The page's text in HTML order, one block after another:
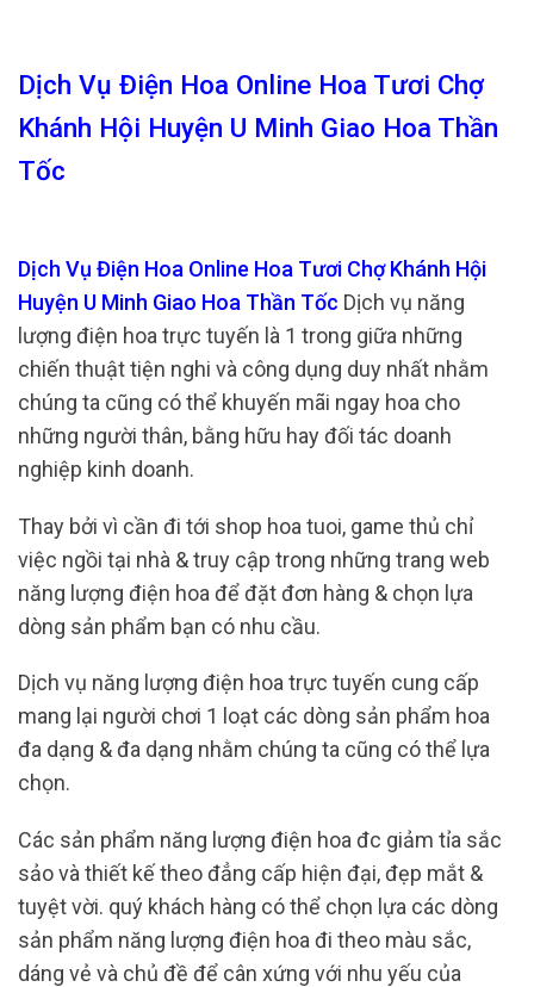
Dịch Vụ Điện Hoa Online Hoa Tươi Chợ
Khánh Hội Huyện U Minh Giao Hoa Thần
Tốc
Dịch Vụ Điện Hoa Online Hoa Tươi Chợ Khánh Hội
Huyện U Minh Giao Hoa Thần Tốc Dịch vụ năng
lượng điện hoa trực tuyến là 1 trong giữa những
chiến thuật tiện nghi và công dụng duy nhất nhằm
chúng ta cũng có thể khuyến mãi ngay hoa cho
những người thân, bằng hữu hay đối tác doanh
nghiệp kinh doanh.
Thay bởi vì cần đi tới shop hoa tuoi, game thủ chỉ
việc ngồi tại nhà & truy cập trong những trang web
năng lượng điện hoa để đặt đơn hàng & chọn lựa
dòng sản phẩm bạn có nhu cầu.
Dịch vụ năng lượng điện hoa trực tuyến cung cấp
mang lại người chơi 1 loạt các dòng sản phẩm hoa
đa dạng & đa dạng nhằm chúng ta cũng có thể lựa
chọn.
Các sản phẩm năng lượng điện hoa đc giảm tỉa sắc
sảo và thiết kế theo đẳng cấp hiện đại, đẹp mắt &
tuyệt vời. quý khách hàng có thể chọn lựa các dòng
sản phẩm năng lượng điện hoa đi theo màu sắc,
dáng vẻ và chủ đề để cân xứng với nhu yếu của